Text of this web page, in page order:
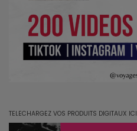
TELECHARGEZ VOS PRODUITS DIGITAUX ICI